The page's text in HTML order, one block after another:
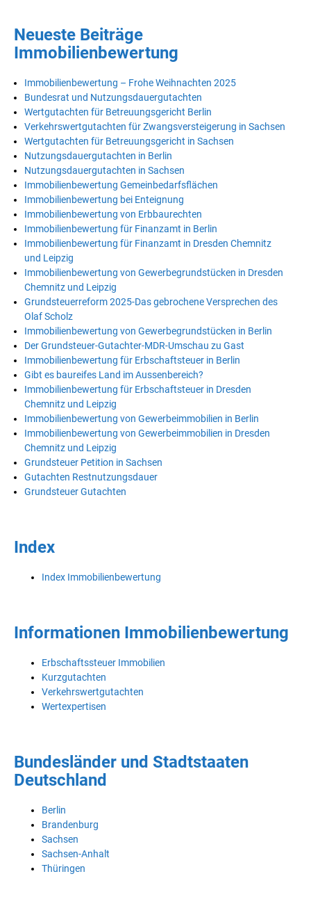
Neueste Beiträge
Immobilienbewertung
Immobilienbewertung – Frohe Weihnachten 2025
Bundesrat und Nutzungsdauergutachten
Wertgutachten für Betreuungsgericht Berlin
Verkehrswertgutachten für Zwangsversteigerung in Sachsen
Wertgutachten für Betreuungsgericht in Sachsen
Nutzungsdauergutachten in Berlin
Nutzungsdauergutachten in Sachsen
Immobilienbewertung Gemeinbedarfsflächen
Immobilienbewertung bei Enteignung
Immobilienbewertung von Erbbaurechten
Immobilienbewertung für Finanzamt in Berlin
Immobilienbewertung für Finanzamt in Dresden Chemnitz
und Leipzig
Immobilienbewertung von Gewerbegrundstücken in Dresden
Chemnitz und Leipzig
Grundsteuerreform 2025-Das gebrochene Versprechen des
Olaf Scholz
Immobilienbewertung von Gewerbegrundstücken in Berlin
Der Grundsteuer-Gutachter-MDR-Umschau zu Gast
Immobilienbewertung für Erbschaftsteuer in Berlin
Gibt es baureifes Land im Aussenbereich?
Immobilienbewertung für Erbschaftsteuer in Dresden
Chemnitz und Leipzig
Immobilienbewertung von Gewerbeimmobilien in Berlin
Immobilienbewertung von Gewerbeimmobilien in Dresden
Chemnitz und Leipzig
Grundsteuer Petition in Sachsen
Gutachten Restnutzungsdauer
Grundsteuer Gutachten
Index
Index Immobilienbewertung
Informationen Immobilienbewertung
Erbschaftssteuer Immobilien
Kurzgutachten
Verkehrswertgutachten
Wertexpertisen
Bundesländer und Stadtstaaten
Deutschland
Berlin
Brandenburg
Sachsen
Sachsen-Anhalt
Thüringen